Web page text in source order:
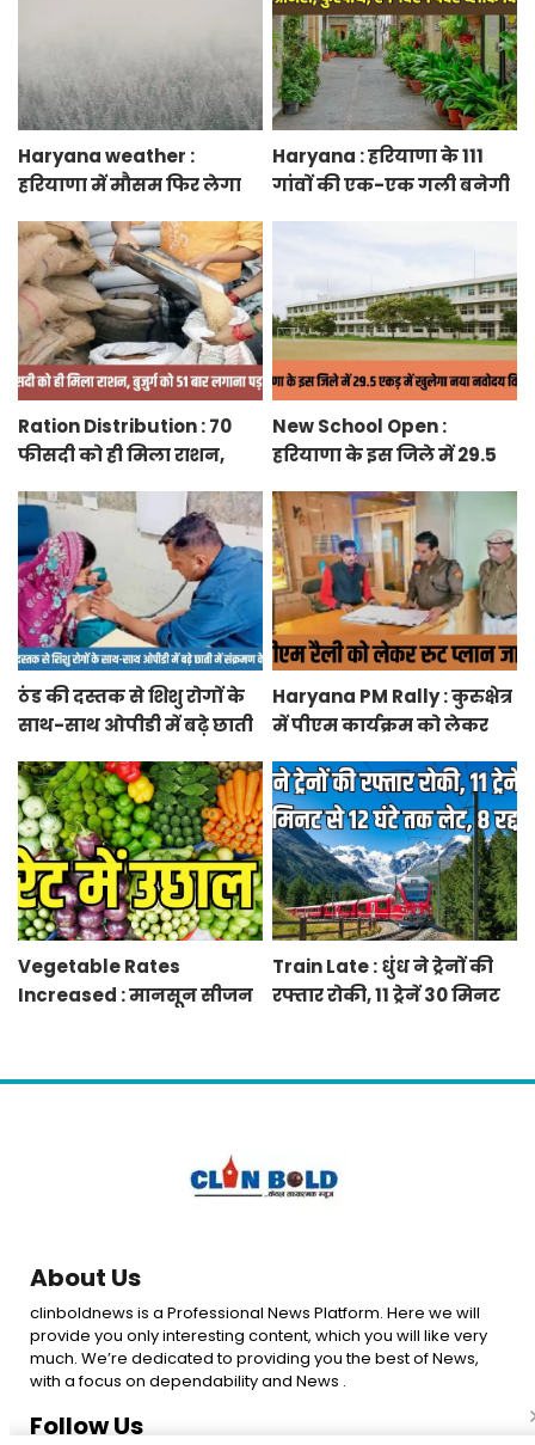
Haryana weather :
हरियाणा में मौसम फिर लेगा
होगी बारिश
Haryana : हरियाणा के 111
गांवों की एक-एक गली बनेगी
Ration Distribution : 70
फीसदी को ही मिला राशन,
अंगूठा
New School Open :
हरियाणा के इस जिले में 29.5
विद्यालय
ठंड की दस्तक से शिशु रोगों के
साथ-साथ ओपीडी में बढ़े छाती
Haryana PM Rally : कुरुक्षेत्र
में पीएम कार्यक्रम को लेकर
Vegetable Rates
Increased : मानसून सीजन
Train Late : धुंध ने ट्रेनों की
रफ्तार रोकी, 11 ट्रेनें 30 मिनट
About Us
clinboldnews is a Professional News Platform. Here we will
provide you only interesting content, which you will like very
much. We’re dedicated to providing you the best of News,
with a focus on dependability and News .
Follow Us